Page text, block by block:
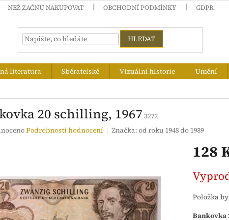
NEŽ ZAČNU NAKUPOVAT OBCHODNÍ PODMÍNKY GDPR
HLEDAT
literatura Sběratelské Vizuální historie Umění
20 schilling, 1967 3272
Podrobnosti hodnocení Značka:od roku 1948 do 1989
128
cena:
Položka
Bankovka